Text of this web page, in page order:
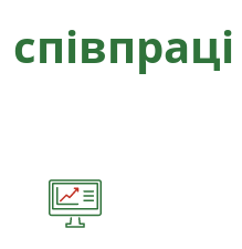
співпраці